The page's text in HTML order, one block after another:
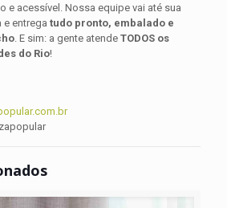
e acessível. Nossa equipe vai até sua
e entrega tudo pronto, embalado e
. E sim: a gente atende TODOS os
do Rio!